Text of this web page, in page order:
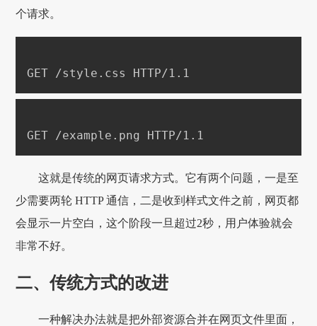
个请求。
这就是传统的网页请求方式。它有两个问题，一是至
少需要两轮 HTTP 通信，二是收到样式文件之前，网页都
会显示一片空白，这个阶段一旦超过2秒，用户体验就会
非常不好。
二、传统方式的改进
一种解决办法就是把外部资源合并在网页文件里面，